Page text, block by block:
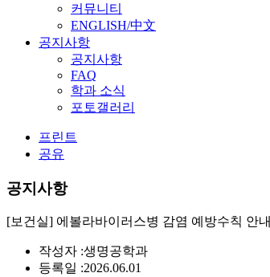
커뮤니티
ENGLISH/中文
공지사항
공지사항
FAQ
학과 소식
포토갤러리
프린트
공유
공지사항
[보건실] 에볼라바이러스병 감염 예방수칙 안내
작성자 :생명공학과
등록일 :2026.06.01